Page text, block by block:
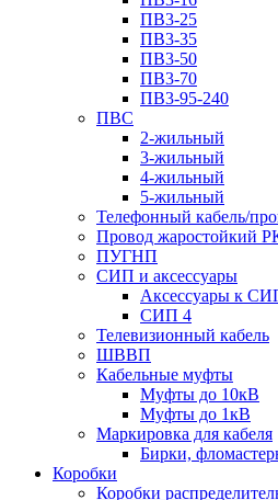
ПВ3-25
ПВ3-35
ПВ3-50
ПВ3-70
ПВ3-95-240
ПВС
2-жильный
3-жильный
4-жильный
5-жильный
Телефонный кабель/
Провод жаростойкий
ПУГНП
СИП и аксессуары
Аксессуары к
СИП 4
Телевизионный кабель
ШВВП
Кабельные муфты
Муфты до 10кВ
Муфты до 1кВ
Маркировка для кабеля
Бирки,
Коробки
Коробки